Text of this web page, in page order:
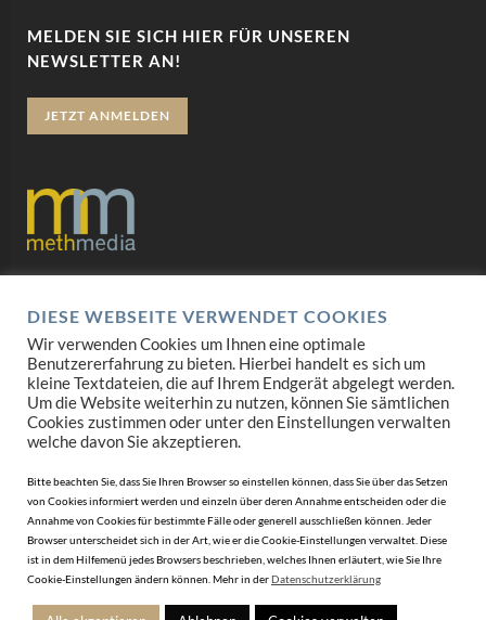
MELDEN SIE SICH HIER FÜR UNSEREN
NEWSLETTER AN!
JETZT ANMELDEN
Impressum
AGB
Mediadaten
DIESE WEBSEITE VERWENDET COOKIES
Wir verwenden Cookies um Ihnen eine optimale
Benutzererfahrung zu bieten. Hierbei handelt es sich um
kleine Textdateien, die auf Ihrem Endgerät abgelegt werden.
Um die Website weiterhin zu nutzen, können Sie sämtlichen
Cookies zustimmen oder unter den Einstellungen verwalten
welche davon Sie akzeptieren.
Bitte beachten Sie, dass Sie Ihren Browser so einstellen können, dass Sie über das Setzen
von Cookies informiert werden und einzeln über deren Annahme entscheiden oder die
Annahme von Cookies für bestimmte Fälle oder generell ausschließen können. Jeder
Browser unterscheidet sich in der Art, wie er die Cookie-Einstellungen verwaltet. Diese
ist in dem Hilfemenü jedes Browsers beschrieben, welches Ihnen erläutert, wie Sie Ihre
Cookie-Einstellungen ändern können. Mehr in derDatenschutzerklärung